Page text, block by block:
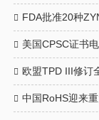
FDA批准20种ZYN
美国CPSC证书
欧盟TPD III修订全
中国RoHS迎来重大更新